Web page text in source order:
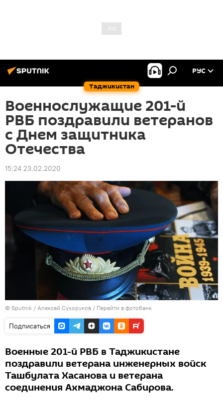
Таджикистан
РУС
Военнослужащие 201-й
РВБ поздравили ветеранов
с Днем защитника
Отечества
15:24 23.02.2020
© Sputnik / Алексей Сухоруков / Перейти в фотобанк
Подписаться
Военные 201-й РВБ в Таджикистане
поздравили ветерана инженерных войск
Ташбулата Хасанова и ветерана
соединения Ахмаджона Сабирова.